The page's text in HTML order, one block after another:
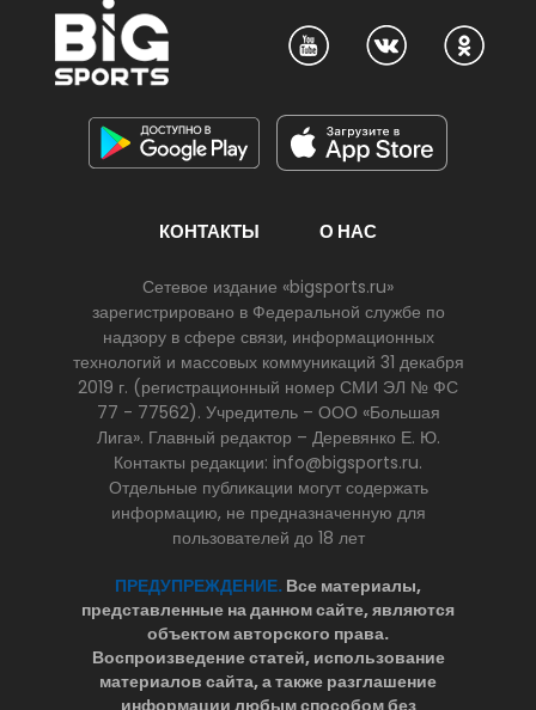
КОНТАКТЫ О НАС
Сетевое издание «bigsports.ru»
зарегистрировано в Федеральной службе по
надзору в сфере связи, информационных
технологий и массовых коммуникаций 31 декабря
2019 г. (регистрационный номер СМИ ЭЛ № ФС
77 - 77562). Учредитель – ООО «Большая
Лига». Главный редактор – Деревянко Е. Ю.
Контакты редакции: info@bigsports.ru.
Отдельные публикации могут содержать
информацию, не предназначенную для
пользователей до 18 лет
ПРЕДУПРЕЖДЕНИЕ. Все материалы,
представленные на данном сайте, являются
объектом авторского права.
Воспроизведение статей, использование
материалов сайта, а также разглашение
информации любым способом без